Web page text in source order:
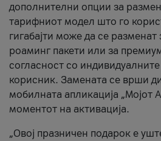
дополнителни опции за
тарифниот модел што го
гигабајти може да се разменат
роаминг пакети или за
согласност со индивидуалните
корисник. Замената се врши
мобилната апликација „Мојот
моментот на активација.
„Овој празничен подарок е